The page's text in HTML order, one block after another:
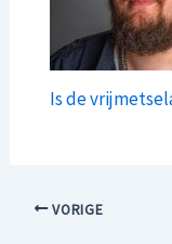
Is de
VORIGE